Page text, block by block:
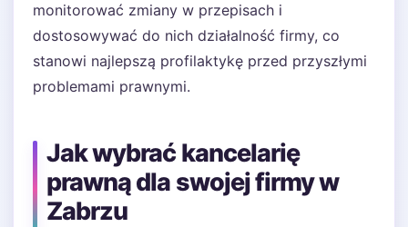
monitorować zmiany w przepisach i
dostosowywać do nich działalność firmy, co
stanowi najlepszą profilaktykę przed przyszłymi
problemami prawnymi.
Jak wybrać kancelarię
prawną dla swojej firmy w
Zabrzu